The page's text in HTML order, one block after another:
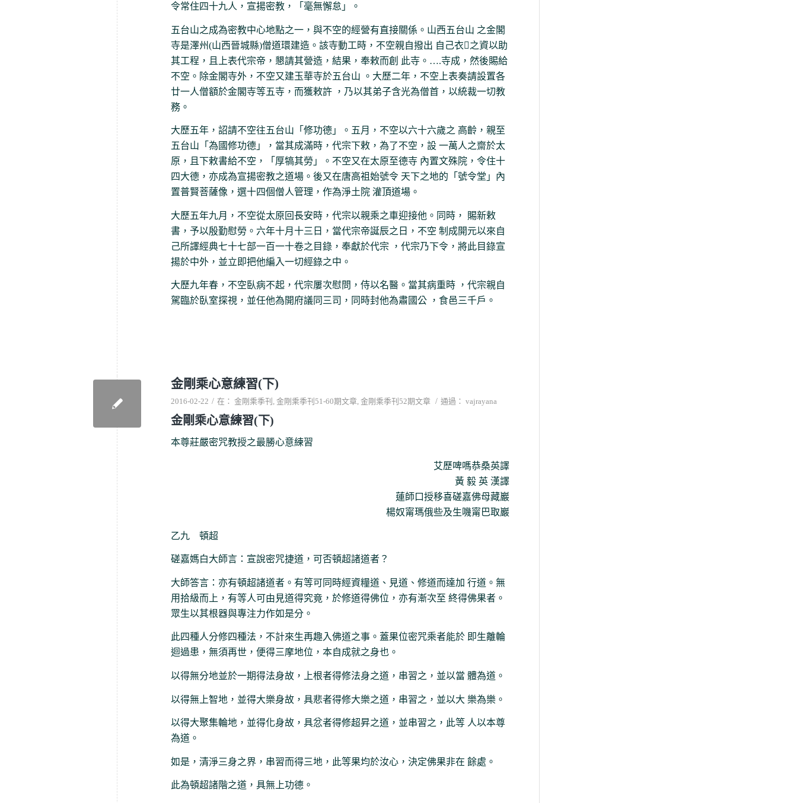
令常住四十九人，宣揚密教，「毫無懈怠」。
五台山之成為密教中心地點之一，與不空的經營有直接關係。山西五台山 之金閣
寺是澤州(山西晉城縣)僧道環建造。該寺動工時，不空親自撥出 自己衣之資以助
其工程，且上表代宗帝，懇請其營造，結果，奉敕而創 此寺。….寺成，然後賜給
不空。除金閣寺外，不空又建玉華寺於五台山 。大歷二年，不空上表奏請設置各
廿一人僧額於金閣寺等五寺，而獲敕許 ，乃以其弟子含光為僧首，以統裁一切教
務。
大歷五年，詔請不空往五台山「修功德」。五月，不空以六十六歲之 高齡，親至
五台山「為國修功德」，當其成滿時，代宗下敕，為了不空，設 一萬人之齋於太
原，且下敕書給不空，「厚犒其勞」。不空又在太原至德寺 內置文殊院，令住十
四大德，亦成為宣揚密教之道場。後又在唐高祖始號令 天下之地的「號令堂」內
置普賢菩薩像，選十四個僧人管理，作為淨土院 灌頂道場。
大歷五年九月，不空從太原回長安時，代宗以親乘之車迎接他。同時， 賜新敕
書，予以殷勤慰勞。六年十月十三日，當代宗帝誕辰之日，不空 制成開元以來自
己所譯經典七十七部一百一十卷之目錄，奉獻於代宗 ，代宗乃下令，將此目錄宣
揚於中外，並立即把他編入一切經錄之中。
大歷九年春，不空臥病不起，代宗屢次慰問，侍以名醫。當其病重時 ，代宗親自
駕臨於臥室探視，並任他為開府議同三司，同時封他為肅國公 ，食邑三千戶。
金剛乘心意練習(下)
2016-02-22 / 在： 金剛乘季刊 金剛乘季刊51-60期文章 金剛乘季刊52期文章 / 通過： vajrayana
金剛乘心意練習(下)
本尊莊嚴密咒教授之最勝心意練習
艾歷啤嗎恭桑英譯
黃 毅 英 漢譯
蓮師口授移喜磋嘉佛母藏巖
楊奴甯瑪俄些及生嘰甯巴取巖
乙九 頓超
磋嘉媽白大師言：宣說密咒捷道，可否頓超諸道者？
大師答言：亦有頓超諸道者。有等可同時經資糧道、見道、修道而達加 行道。無
用拾級而上，有等人可由見道得究竟，於修道得佛位，亦有漸次至 終得佛果者。
眾生以其根器與專注力作如是分。
此四種人分修四種法，不計來生再趣入佛道之事。蓋果位密咒乘者能於 即生離輪
迴過患，無須再世，便得三摩地位，本自成就之身也。
以得無分地並於一期得法身故，上根者得修法身之道，串習之，並以當 體為道。
以得無上智地，並得大樂身故，具悲者得修大樂之道，串習之，並以大 樂為樂。
以得大聚集輪地，並得化身故，具忿者得修超昇之道，並串習之，此等 人以本尊
為道。
如是，清淨三身之界，串習而得三地，此等果均於汝心，決定佛果非在 餘處。
此為頓超諸階之道，具無上功德。